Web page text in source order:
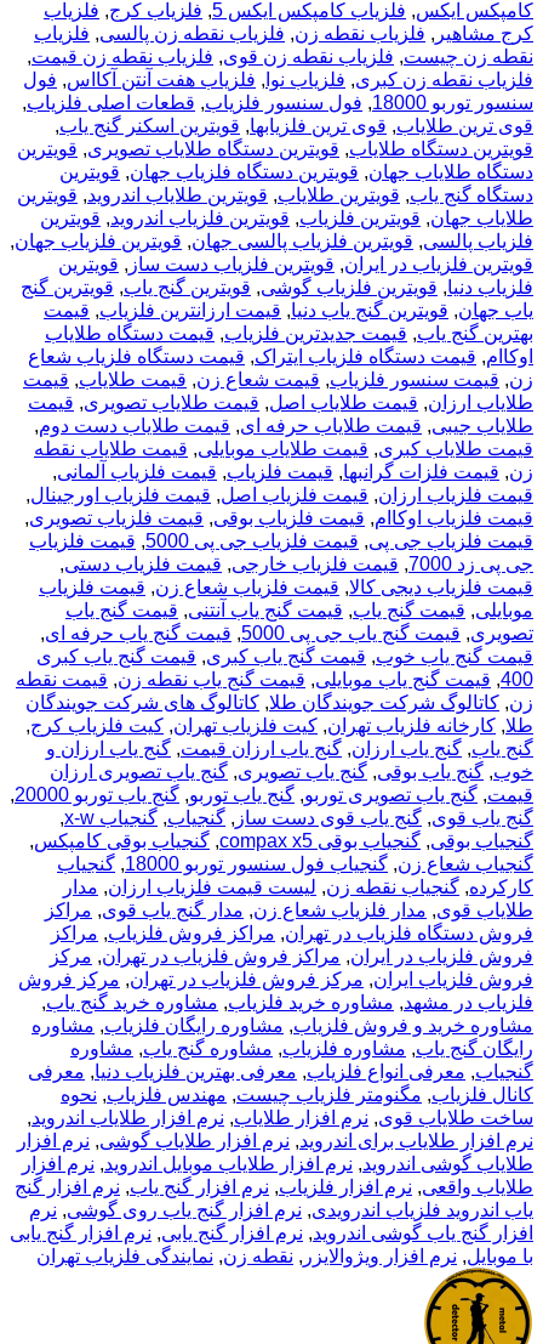
کامپکس ایکس, فلزیاب کامپکس ایکس 5 , فلزیاب کرج, فلزیاب
کرج مشاهیر , فلزیاب نقطه زن, فلزیاب نقطه زن پالسی, فلزیاب
نقطه زن چیست, فلزیاب نقطه زن قوی, فلزیاب نقطه زن قیمت,
فلزیاب نقطه زن کبری, فلزیاب نوا , فلزیاب هفت آنتن آکااس, فول
سنسور توربو 18000
, فول سنسور فلزیاب, قطعات اصلی فلزیاب,
قوی ترین طلایاب, قوی ترین فلزیابها, قویترین اسکنر گنج یاب,
قویترین دستگاه طلایاب, قویترین دستگاه طلایاب تصویری, قویترین
دستگاه طلایاب جهان, قویترین دستگاه فلزیاب جهان, قویترین
دستگاه گنج یاب, قویترین طلایاب, قویترین طلایاب اندروید, قویترین
طلایاب جهان, قویترین فلزیاب, قویترین فلزیاب اندروید, قویترین
فلزیاب پالسی, قویترین فلزیاب پالسی جهان, قویترین فلزیاب جهان,
قویترین فلزیاب در ایران, قویترین فلزیاب دست ساز , قویترین
فلزیاب دنیا, قویترین فلزیاب گوشی, قویترین گنج یاب, قویترین گنج
یاب جهان, قویترین گنج یاب دنیا, قیمت ارزانترین فلزیاب, قیمت
بهترین گنج یاب, قیمت جدیدترین فلزیاب, قیمت دستگاه طلایاب
اوکاام, قیمت دستگاه فلزیاب ایتراک, قیمت دستگاه فلزیاب شعاع
زن, قیمت سنسور فلزیاب, قیمت شعاع زن, قیمت طلایاب, قیمت
طلایاب ارزان, قیمت طلایاب اصل, قیمت طلایاب تصویری, قیمت
طلایاب جیبی, قیمت طلایاب حرفه ای, قیمت طلایاب دست دوم,
قیمت طلایاب کبری, قیمت طلایاب موبایلی, قیمت طلایاب نقطه
زن, قیمت فلزات گرانبها, قیمت فلزیاب, قیمت فلزیاب آلمانی,
قیمت فلزیاب ارزان, قیمت فلزیاب اصل, قیمت فلزیاب اورجینال,
قیمت فلزیاب اوکاام, قیمت فلزیاب بوقی, قیمت فلزیاب تصویری,
قیمت فلزیاب جی پی, قیمت فلزیاب جی پی 5000 , قیمت فلزیاب
جی پی زد 7000
, قیمت فلزیاب خارجی, قیمت فلزیاب دستی,
قیمت فلزیاب دیجی کالا, قیمت فلزیاب شعاع زن, قیمت فلزیاب
موبایلی, قیمت گنج یاب, قیمت گنج یاب آنتنی, قیمت گنج یاب
تصویری, قیمت گنج یاب جی پی 5000 , قیمت گنج یاب حرفه ای,
قیمت گنج یاب خوب, قیمت گنج یاب کبری, قیمت گنج یاب کبری
400
, قیمت گنج یاب موبایلی, قیمت گنج یاب نقطه زن, قیمت نقطه
زن, کاتالوگ شرکت جویندگان طلا, کاتالوگ های شرکت جویندگان
طلا, کارخانه فلزیاب تهران, کیت فلزیاب تهران, کیت فلزیاب کرج,
گنج یاب, گنج یاب ارزان, گنج یاب ارزان قیمت, گنج یاب ارزان و
خوب, گنج یاب بوقی, گنج یاب تصویری, گنج یاب تصویری ارزان
قیمت, گنج یاب تصویری توربو, گنج یاب توربو, گنج یاب توربو 20000
,
گنج یاب قوی, گنج یاب قوی دست ساز , گنجیاب, گنجیاب x-w
,
گنجیاب بوقی, گنجیاب بوقی compax x5 , گنجیاب بوقی کامپکس,
گنجیاب شعاع زن, گنجیاب فول سنسور توربو 18000 , گنجیاب
کارکرده, گنجیاب نقطه زن, لیست قیمت فلزیاب ارزان, مدار
طلایاب قوی, مدار فلزیاب شعاع زن, مدار گنج یاب قوی, مراکز
فروش دستگاه فلزیاب در تهران, مراکز فروش فلزیاب, مراکز
فروش فلزیاب در ایران, مراکز فروش فلزیاب در تهران, مرکز
فروش فلزیاب ایران, مرکز فروش فلزیاب در تهران, مرکز فروش
فلزیاب در مشهد, مشاوره خرید فلزیاب, مشاوره خرید گنج یاب,
مشاوره خرید و فروش فلزیاب, مشاوره رایگان فلزیاب, مشاوره
رایگان گنج یاب, مشاوره فلزیاب, مشاوره گنج یاب, مشاوره
گنجیاب, معرفی انواع فلزیاب, معرفی بهترین فلزیاب دنیا, معرفی
کانال فلزیاب, مگنومتر فلزیاب چیست, مهندس فلزیاب, نحوه
ساخت طلایاب قوی, نرم افزار طلایاب, نرم افزار طلایاب اندروید,
نرم افزار طلایاب برای اندروید, نرم افزار طلایاب گوشی, نرم افزار
طلایاب گوشی اندروید, نرم افزار طلایاب موبایل اندروید, نرم افزار
طلایاب واقعی, نرم افزار فلزیاب, نرم افزار گنج یاب, نرم افزار گنج
یاب اندروید فلزیاب اندرویدی, نرم افزار گنج یاب روی گوشی, نرم
افزار گنج یاب گوشی اندروید, نرم افزار گنج یابی, نرم افزار گنج یابی
با موبایل, نرم افزار ویژوالایزر , نقطه زن, نمایندگی فلزیاب تهران